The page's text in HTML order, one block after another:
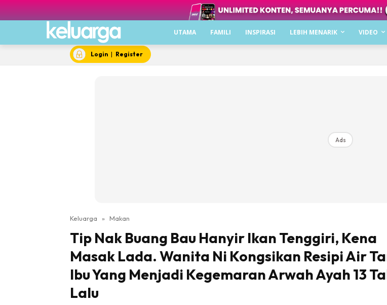
UTAMA FAMILI INSPIRASI LEBIH MENARIK VIDEO
Login | Register
Ads
Keluarga » Makan
Tip Nak Buang Bau Hanyir Ikan Tenggiri, Kena
Masak Lada. Wanita Ni Kongsikan Resipi Air
Ibu Yang Menjadi Kegemaran Arwah Ayah 13
Lalu